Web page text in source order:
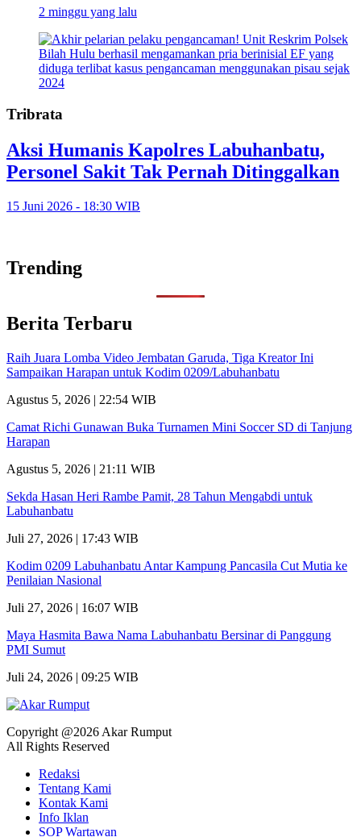
2 minggu yang lalu
Tribrata
Aksi Humanis Kapolres Labuhanbatu,
Personel Sakit Tak Pernah Ditinggalkan
15 Juni 2026 - 18:30 WIB
Trending
Berita Terbaru
Raih Juara Lomba Video Jembatan Garuda, Tiga Kreator Ini
Sampaikan Harapan untuk Kodim 0209/Labuhanbatu
Agustus 5, 2026 | 22:54 WIB
Camat Richi Gunawan Buka Turnamen Mini Soccer SD di Tanjung
Harapan
Agustus 5, 2026 | 21:11 WIB
Sekda Hasan Heri Rambe Pamit, 28 Tahun Mengabdi untuk
Labuhanbatu
Juli 27, 2026 | 17:43 WIB
Kodim 0209 Labuhanbatu Antar Kampung Pancasila Cut Mutia ke
Penilaian Nasional
Juli 27, 2026 | 16:07 WIB
Maya Hasmita Bawa Nama Labuhanbatu Bersinar di Panggung
PMI Sumut
Juli 24, 2026 | 09:25 WIB
Copyright @2026 Akar Rumput
All Rights Reserved
Redaksi
Tentang Kami
Kontak Kami
Info Iklan
SOP Wartawan